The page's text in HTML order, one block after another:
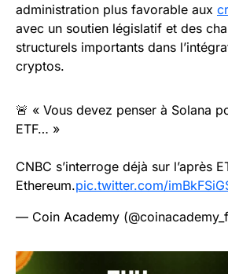
administration plus favorable aux
avec un soutien législatif et des
structurels importants dans
cryptos.
🚨 « Vous devez penser à Solana
ETF… »
CNBC s’interroge déjà sur l’après
Ethereum.pic.twitter.com/
— Coin Academy